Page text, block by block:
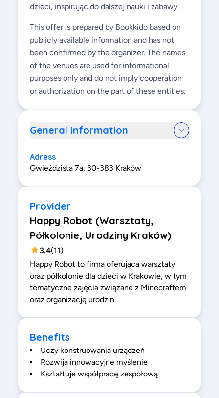
dzieci, inspirując do dalszej nauki i zabawy.
This offer is prepared by Bookkido based on
publicly available information and has not
been confirmed by the organizer. The names
of the venues are used for informational
purposes only and do not imply cooperation
or authorization on the part of these entities.
General information
Adress
Gwieździsta 7a, 30-383 Kraków
Provider
Happy Robot (Warsztaty,
Półkolonie, Urodziny Kraków)
3.4(11)
Happy Robot to firma oferująca warsztaty
oraz półkolonie dla dzieci w Krakowie, w tym
tematyczne zajęcia związane z Minecraftem
oraz organizację urodzin.
Benefits
Uczy konstruowania urządzeń
Rozwija innowacyjne myślenie
Kształtuje współpracę zespołową